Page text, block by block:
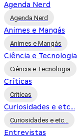
Agenda Nerd
Agenda Nerd
Animes e Mangás
Animes e Mangás
Ciência e Tecnologia
Ciência e Tecnologia
Críticas
Críticas
Curiosidades e etc...
Curiosidades e etc...
Entrevistas